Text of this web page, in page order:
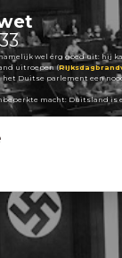
wel érg goed uit: hij
uitroepen (
Duitse parlement een
macht: Duitsland is